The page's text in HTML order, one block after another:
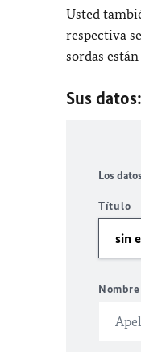
Usted
respectiva
sordas
Sus datos:
Los
Título
Nombre